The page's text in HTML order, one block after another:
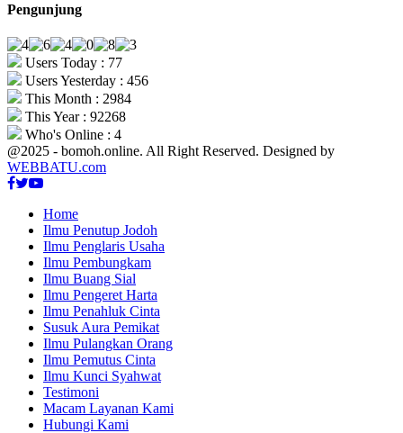
Pengunjung
Users Today : 77
Users Yesterday : 456
This Month : 2984
This Year : 92268
Who's Online : 4
@2025 - bomoh.online. All Right Reserved. Designed by
WEBBATU.com
Facebook
Twitter
Youtube
Home
Ilmu Penutup Jodoh
Ilmu Penglaris Usaha
Ilmu Pembungkam
Ilmu Buang Sial
Ilmu Pengeret Harta
Ilmu Penahluk Cinta
Susuk Aura Pemikat
Ilmu Pulangkan Orang
Ilmu Pemutus Cinta
Ilmu Kunci Syahwat
Testimoni
Macam Layanan Kami
Hubungi Kami